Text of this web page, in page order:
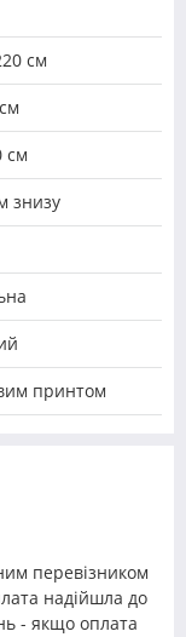
см
см
знизу
принтом
перевізником
надійшла до
- якщо оплата